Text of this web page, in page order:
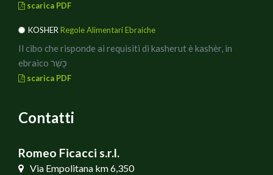
scarica PDF
KOSHERRegole Alimentari Ebraiche
Il cibo che risponde ai requisiti di kasherut è kashèr, in
ebraico כָּשֵׁר
scarica PDF
Contatti
Romeo Ficacci s.r.l.
Via Empolitana km 6,350